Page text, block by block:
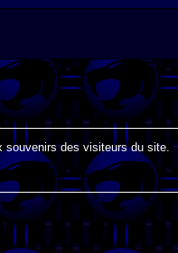
souvenirs des visiteurs du site.